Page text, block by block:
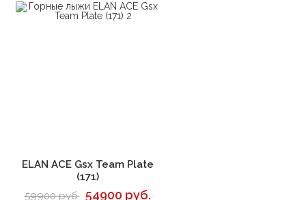
В корзину
ELAN ACE Gsx Team Plate
(171)
59900 руб. 54900 руб.